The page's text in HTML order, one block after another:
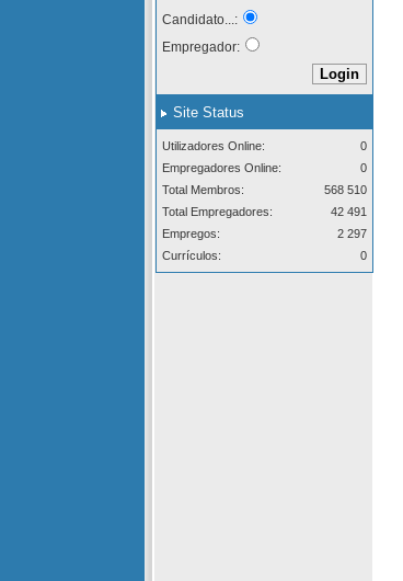
Candidato...:
Empregador:
Site Status
Utilizadores Online:
0
Empregadores Online:
0
Total Membros:
568 510
Total Empregadores:
42 491
Empregos:
2 297
Currículos:
0